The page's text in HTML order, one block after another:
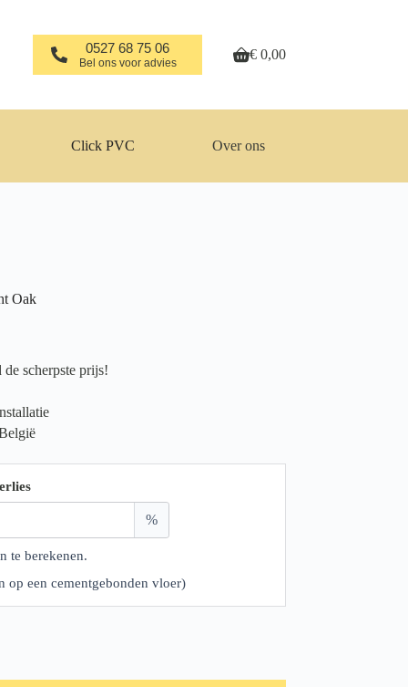
0527 68 75 06
Bel ons voor advies Winkelwagen
€0,00
Click PVC Over ons
Oak
scherpste prijs!
%
te berekenen.
op een cementgebonden vloer)